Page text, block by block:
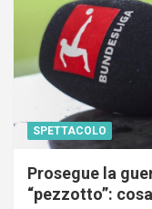
SPETTACOLO
Prosegue la
“pezzotto”: